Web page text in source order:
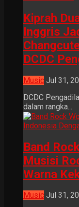
Kiprah
Inggris
DCDC
Music Jul 31,
DCDC
dalam rangka...
Band
Musisi
Warna
Music Jul 31,